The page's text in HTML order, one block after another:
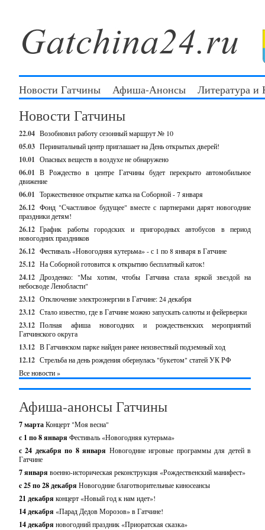
Новости Гатчины Афиша-Анонсы Литература и
Новости Гатчины
22.04 Возобновил работу сезонный маршрут № 10
05.03 Перинатальный центр приглашает на День открытых дверей!
10.01 Опасных веществ в воздухе не обнаружено
06.01 В Рождество в центре Гатчины будет перекрыто автомобильное
движение
06.01 Торжественное открытие катка на Соборной - 7 января
26.12 Фонд "Счастливое будущее" вместе с партнерами дарят новогодние
праздники детям!
26.12 График работы городских и пригородных автобусов в период
новогодних праздников
26.12 Фестиваль «Новогодняя кутерьма» - с 1 по 8 января в Гатчине
25.12 На Соборной готовится к открытию бесплатный каток!
24.12 Дрозденко: "Мы хотим, чтобы Гатчина стала яркой звездой на
небосводе Ленобласти"
23.12 Отключение электроэнергии в Гатчине: 24 декабря
23.12 Стало известно, где в Гатчине можно запускать салюты и фейерверки
23.12 Полная афиша новогодних и рождественских мероприятий
Гатчинского округа
13.12 В Гатчинском парке найден ранее неизвестный подземный ход
12.12 Стрельба на день рождения обернулась "букетом" статей УК РФ
Все новости »
Афиша-анонсы Гатчины
7 мартаКонцерт "Моя весна"
с 1 по 8 января Фестиваль «Новогодняя кутерьма»
с 24 декабря по 8 января Новогодние игровые программы для детей в
Гатчине
7 января военно-историческая реконструкция «Рождественский манифест»
c 25 по 28 декабря Новогодние благотворительные киносеансы
21 декабря концерт «Новый год к нам идет»!
14 декабря «Парад Дедов Морозов» в Гатчине!
14 декабря новогодний праздник «Приоратская сказка»